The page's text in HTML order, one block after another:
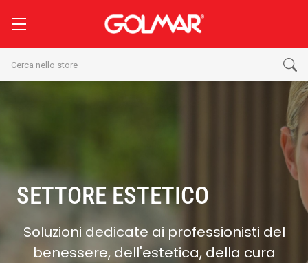
SETTORE ESTETICO
Soluzioni dedicate ai professionisti del
benessere, dell'estetica, della cura